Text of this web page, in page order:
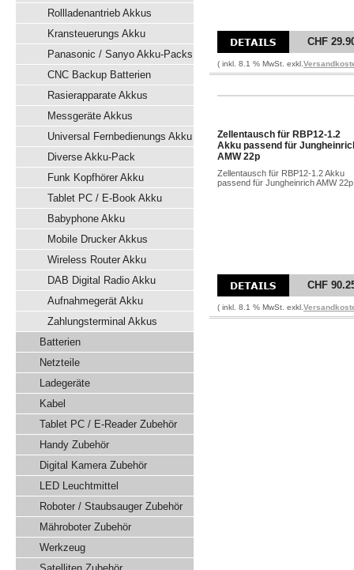
Rollladenantrieb Akkus
Kransteuerungs Akku
Panasonic / Sanyo Akku-Packs
CNC Backup Batterien
Rasierapparate Akkus
Messgeräte Akkus
Universal Fernbedienungs Akku
Diverse Akku-Pack
Funk Kopfhörer Akku
Tablet PC / E-Book Akku
Babyphone Akku
Mobile Drucker Akkus
Wireless Router Akku
DAB Digital Radio Akku
Aufnahmegerät Akku
Zahlungsterminal Akkus
Batterien
Netzteile
Ladegeräte
Kabel
Tablet PC / E-Reader Zubehör
Handy Zubehör
Digital Kamera Zubehör
LED Leuchtmittel
Roboter / Staubsauger Zubehör
Mähroboter Zubehör
Werkzeug
CHF
( inkl. 8.1 % MwSt. exkl.
Zellentausch für RBP12-1.2
Akku passend für
AMW 22p
Zellentausch für RBP12-1.2 Akku
passend für Jungheinrich AMW 22p
CHF
( inkl. 8.1 % MwSt. exkl.